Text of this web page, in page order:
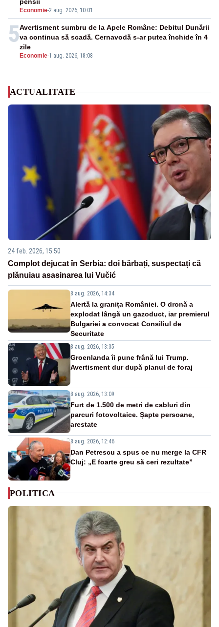
Economie-2 aug. 2026, 10:01
5
Economie-1 aug. 2026, 18:08
Avertisment sumbru de la Apele Române: Debitul Dunării
va continua să scadă. Cernavodă s-ar putea închide în 4
zile
ACTUALITATE
24 feb. 2026, 15:50
Complot dejucat în Serbia: doi bărbați, suspectați că
plănuiau asasinarea lui Vučić
8 aug. 2026, 14:34
Alertă la granița României. O dronă a
explodat lângă un gazoduct, iar premierul
Bulgariei a convocat Consiliul de
Securitate
8 aug. 2026, 13:35
Groenlanda îi pune frână lui Trump.
Avertisment dur după planul de foraj
8 aug. 2026, 13:09
Furt de 1.500 de metri de cabluri din
parcuri fotovoltaice. Șapte persoane,
arestate
8 aug. 2026, 12:46
Dan Petrescu a spus ce nu merge la CFR
Cluj: „E foarte greu să ceri rezultate”
POLITICA